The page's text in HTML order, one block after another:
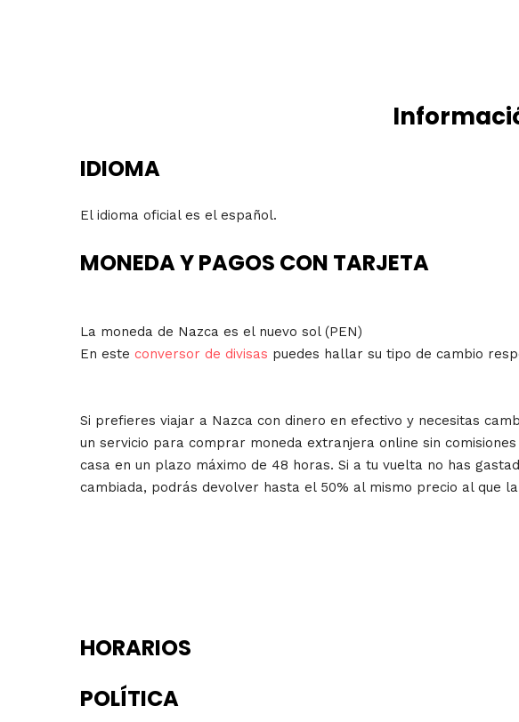
IDIOMA
El idioma oficial es el español.
MONEDA Y PAGOS CON TARJETA
La moneda de Nazca es el nuevo sol (PEN)
En este conversor de divisas puedes hallar su tipo de cambio
Si prefieres viajar a Nazca con dinero en efectivo y necesitas
un servicio para comprar moneda extranjera online sin
casa en un plazo máximo de 48 horas. Si a tu vuelta no has
cambiada, podrás devolver hasta el 50% al mismo precio al que
HORARIOS
POLÍTICA